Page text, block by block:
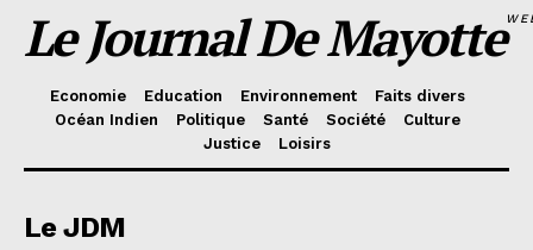
Le Journal De Mayotte
Economie Education Environnement
Faits divers
Océan Indien
Politique Santé Société
Culture
Justice
Loisirs
Le JDM